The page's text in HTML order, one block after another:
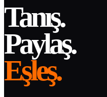
Tanış.
Paylaş.
Eşleş.